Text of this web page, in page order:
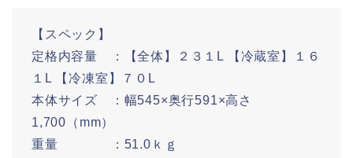
【スペック】
定格内容量 ：【全体】２３１L 【冷蔵室】１６
１L 【冷凍室】７０L
本体サイズ ：幅545×奥行591×高さ
1,700（mm）
重量 ：51.0ｋｇ